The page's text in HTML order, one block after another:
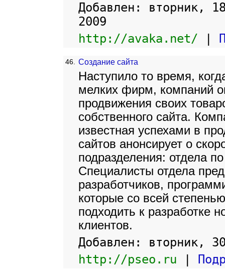
Добавлен: вторник,
2009
http://avaka.net/
46. Создание сайта
Наступило то время,
мелких фирм, компаний
продвижения своих
собственного сайта.
известная успехами в
сайтов анонсирует о
подразделения: отдела
Специалисты отдела
разработчиков,
которые со всей
подходить к разработке
клиентов.
Добавлен: вторник,
http://pseo.ru